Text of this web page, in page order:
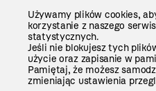
Używamy plików cookies,
korzystanie z naszego
statystycznych.
Jeśli nie blokujesz tych
użycie oraz zapisanie w
Pamiętaj, że możesz
zmieniając ustawienia